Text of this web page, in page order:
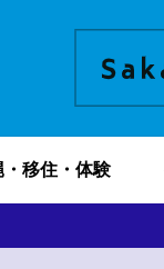
・移住・体験